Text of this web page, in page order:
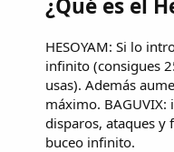
¿Qué es el
HESOYAM: Si lo
infinito (consigues
usas). Además
máximo.
disparos, ataques y
buceo infinito.